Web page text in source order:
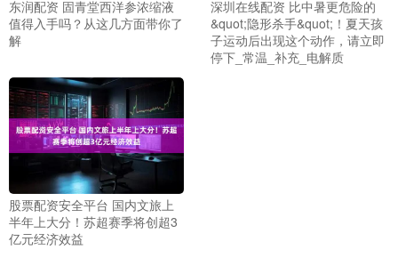
东润配资 固青堂西洋参浓缩液
值得入手吗？从这几方面带你了
解
深圳在线配资 比中暑更危险的
&quot;隐形杀手&quot;！夏天孩
子运动后出现这个动作，请立即
停下_常温_补充_电解质
股票配资安全平台 国内文旅上
半年上大分！苏超赛季将创超3
亿元经济效益